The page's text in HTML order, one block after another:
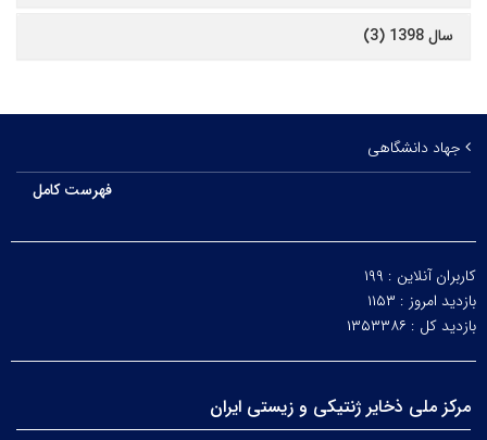
سال 1398 (3)
جهاد دانشگاهی
فهرست کامل
کاربران آنلاین : ۱۹۹
بازدید امروز : ۱۱۵۳
بازدید کل : ۱۳۵۳۳۸۶
مرکز ملی ذخایر ژنتیکی و زیستی ایران